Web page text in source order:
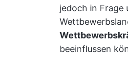
jedoch in Frage
beeinflussen